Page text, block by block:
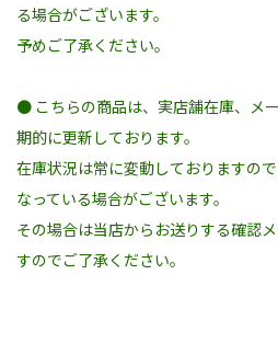
る場合がございます。
予めご了承ください。
● こちらの商品は、実店舗在庫、メ
期的に更新しております。
在庫状況は常に変動しておりますの
なっている場合がございます。
その場合は当店からお送りする確認
すのでご了承ください。